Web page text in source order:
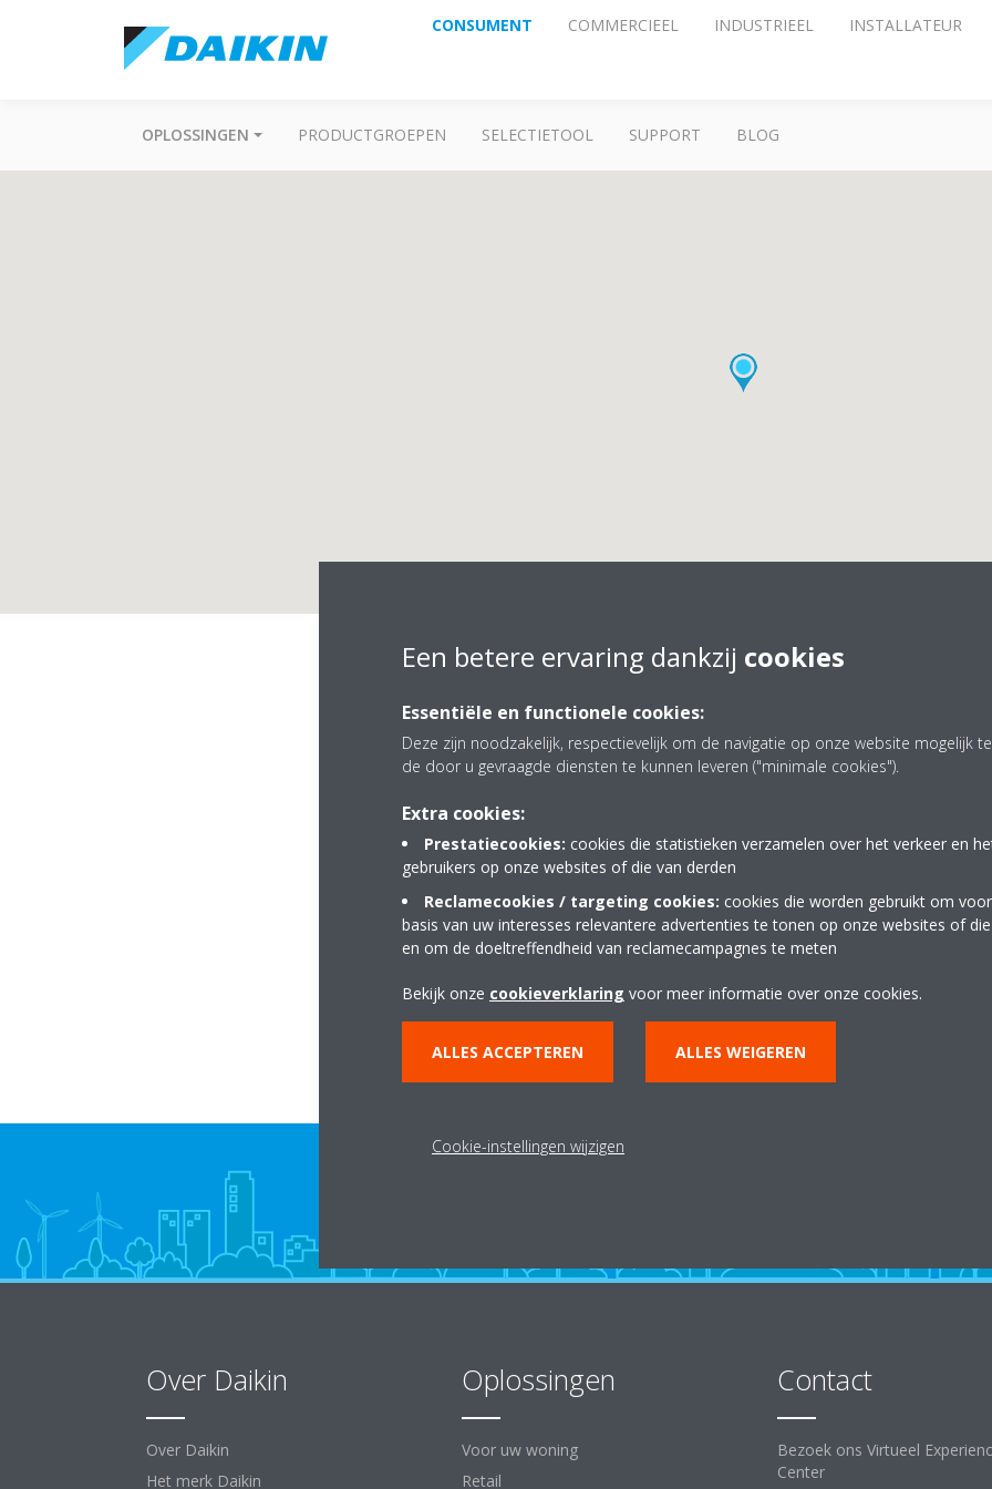
CONSUMENT COMMERCIEEL INDUSTRIEEL INSTALLATEUR
OPLOSSINGEN PRODUCTGROEPEN SELECTIETOOL SUPPORT BLOG
M&R Energietechniek
Koenraadtweg 12
6026 RC MAARHEEZE
085 04 79 632
https://
Routebeschrijving
Over Daikin
Over Daikin
Het merk Daikin
Oplossingen
Voor uw woning
Retail
Contact
Bezoek ons Virtueel
Center
Een betere ervaring dankzij cookies
Essentiële en functionele cookies:
Deze zijn noodzakelijk, respectievelijk om de navigatie op onze website mogelijk
de door u gevraagde diensten te kunnen leveren ("minimale cookies").
Extra cookies:
Prestatiecookies: cookies die statistieken verzamelen over het verkeer en
gebruikers op onze websites of die van derden
Reclamecookies / targeting cookies: cookies die worden gebruikt om
basis van uw interesses relevantere advertenties te tonen op onze websites of
en om de doeltreffendheid van reclamecampagnes te meten
Bekijk onze cookieverklaring voor meer informatie over onze cookies.
ALLES ACCEPTEREN ALLES WEIGEREN
Cookie-instellingen wijzigen